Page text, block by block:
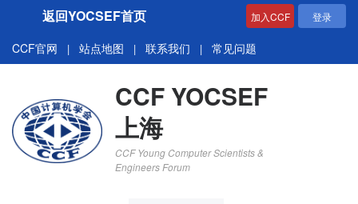
返回YOCSEF首页 加入CCF 登录
CCF官网 | 站点地图 | 联系我们 | 常见问题
CCF YOCSEF
上海
CCF Young Computer Scientists &
Engineers Forum